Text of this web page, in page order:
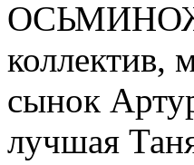
коллектив,
сынок
лучшая